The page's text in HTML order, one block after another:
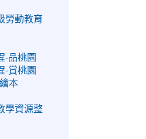
勞動教育
-品桃園
-賞桃園
本
學資源整